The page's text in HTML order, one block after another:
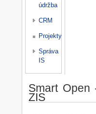
údržba
CRM
Projekty
Správa
IS
Smart Open
ZIS